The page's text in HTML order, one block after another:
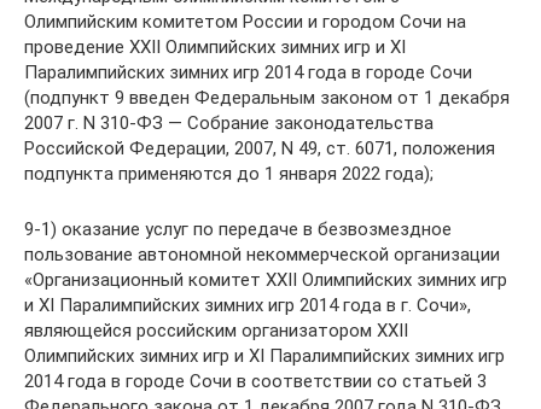
Олимпийским комитетом России и городом Сочи на
проведение XXII Олимпийских зимних игр и XI
Паралимпийских зимних игр 2014 года в городе Сочи
(подпункт 9 введен Федеральным законом от 1 декабря
2007 г. N 310-ФЗ — Собрание законодательства
Российской Федерации, 2007, N 49, ст. 6071, положения
подпункта применяются до 1 января 2022 года);
9-1) оказание услуг по передаче в безвозмездное
пользование автономной некоммерческой организации
«Организационный комитет XXII Олимпийских зимних игр
и XI Паралимпийских зимних игр 2014 года в г. Сочи»,
являющейся российским организатором XXII
Олимпийских зимних игр и XI Паралимпийских зимних игр
2014 года в городе Сочи в соответствии со статьей 3